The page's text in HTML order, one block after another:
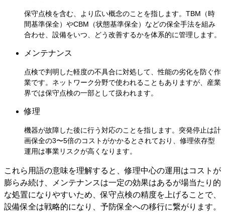
保守点検を含む、より広い概念のことを指します。TBM（時
間基準保全）やCBM（状態基準保全）などの保全手法を組み
合わせ、設備をいつ、どう改善するかを体系的に管理します。
メンテナンス
点検で判明した軽度の不具合に対処して、性能の劣化を防ぐ作
業です。ネットワーク分野で使われることもありますが、産業
界では保守点検の一部として扱われます。
修理
機器が故障した後に行う対応のことを指します。突発停止は計
画保全の3〜5倍のコストがかかるとされており、修理依存型
運用は事業リスクが高くなります。
これら用語の意味を理解すると、修理中心の運用はコストが
膨らみ続け、メンテナンスは一定の効果はあるが場当たり的
な処置になりやすいため、保守点検の精度を上げることで、
設備保全は戦略的になり、予防保全への移行に繋がります。